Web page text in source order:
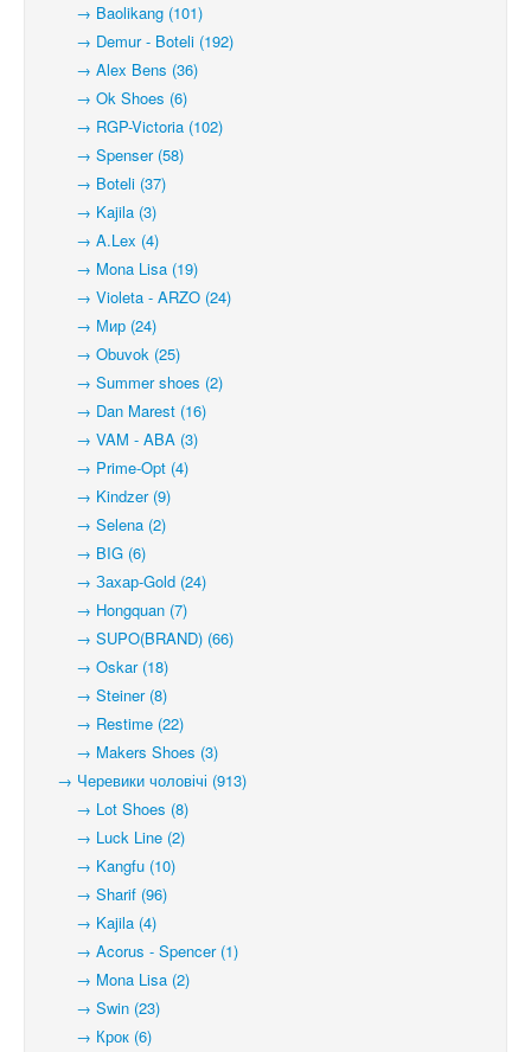
→ Baolikang (101)
→ Demur - Boteli (192)
→ Alex Bens (36)
→ Ok Shoes (6)
→ RGP-Victoria (102)
→ Spenser (58)
→ Boteli (37)
→ Kajila (3)
→ A.Lex (4)
→ Mona Lisa (19)
→ Violeta - ARZO (24)
→ Мир (24)
→ Obuvok (25)
→ Summer shoes (2)
→ Dan Marest (16)
→ VAM - ABA (3)
→ Prime-Opt (4)
→ Kindzer (9)
→ Selena (2)
→ BIG (6)
→ Захар-Gold (24)
→ Hongquan (7)
→ SUPO(BRAND) (66)
→ Oskar (18)
→ Steiner (8)
→ Restime (22)
→ Makers Shoes (3)
→ Черевики чоловічі (913)
→ Lot Shoes (8)
→ Luck Line (2)
→ Kangfu (10)
→ Sharif (96)
→ Kajila (4)
→ Acorus - Spencer (1)
→ Mona Lisa (2)
→ Swin (23)
→ Крок (6)